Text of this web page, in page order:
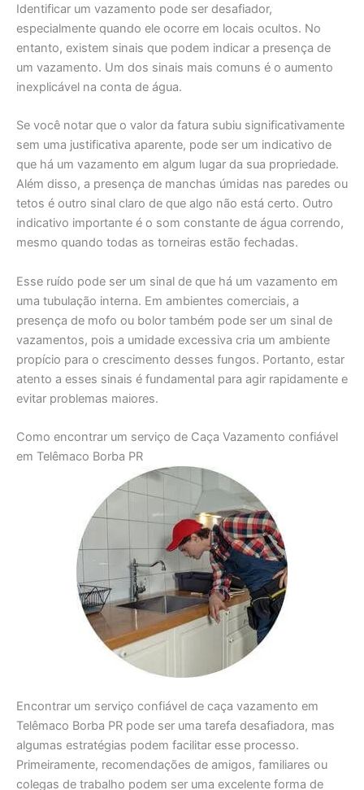
Identificar um vazamento pode ser desafiador,
especialmente quando ele ocorre em locais ocultos. No
entanto, existem sinais que podem indicar a presença de
um vazamento. Um dos sinais mais comuns é o aumento
inexplicável na conta de água.
Se você notar que o valor da fatura subiu significativamente
sem uma justificativa aparente, pode ser um indicativo de
que há um vazamento em algum lugar da sua propriedade.
Além disso, a presença de manchas úmidas nas paredes ou
tetos é outro sinal claro de que algo não está certo. Outro
indicativo importante é o som constante de água correndo,
mesmo quando todas as torneiras estão fechadas.
Esse ruído pode ser um sinal de que há um vazamento em
uma tubulação interna. Em ambientes comerciais, a
presença de mofo ou bolor também pode ser um sinal de
vazamentos, pois a umidade excessiva cria um ambiente
propício para o crescimento desses fungos. Portanto, estar
atento a esses sinais é fundamental para agir rapidamente e
evitar problemas maiores.
Como encontrar um serviço de Caça Vazamento confiável
em Telêmaco Borba PR
Encontrar um serviço confiável de caça vazamento em
Telêmaco Borba PR pode ser uma tarefa desafiadora, mas
algumas estratégias podem facilitar esse processo.
Primeiramente, recomendações de amigos, familiares ou
colegas de trabalho podem ser uma excelente forma de